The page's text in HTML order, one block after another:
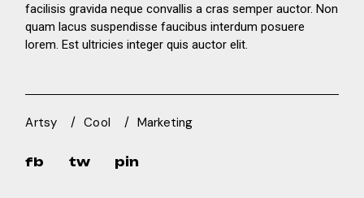
facilisis gravida neque convallis a cras semper auctor. Non
quam lacus suspendisse faucibus interdum posuere
lorem. Est ultricies integer quis auctor elit.
Artsy Cool Marketing
fb tw pin